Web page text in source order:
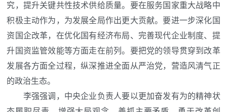
究，提升关键共性技术供给质量。要在服务国家重大战略中
积极主动作为，为发展全局作出更大贡献。要进一步深化国
资国企改革，在优化国有经济布局、完善现代企业制度、提
升国资监管效能等方面走在前列。要把党的领导贯穿到改革
发展各方面全过程，纵深推进全面从严治党，营造风清气正
的政治生态。
李强强调，中央企业负责人要以更加奋发有为的精神状